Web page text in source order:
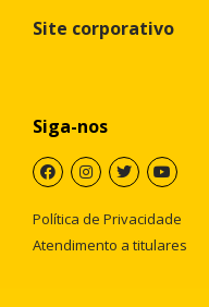
Site corporativo
Siga-nos
Política de Privacidade
Atendimento a titulares